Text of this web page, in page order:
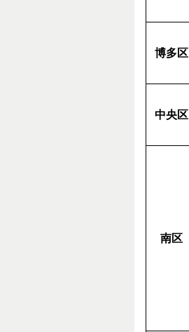
博多区
中央区
南区